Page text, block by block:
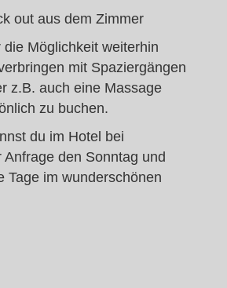
out aus dem Zimmer
die Möglichkeit weiterhin
mit Spaziergängen
z.B. auch eine Massage
zu buchen.
du im Hotel bei
Anfrage den Sonntag und
Tage im wunderschönen